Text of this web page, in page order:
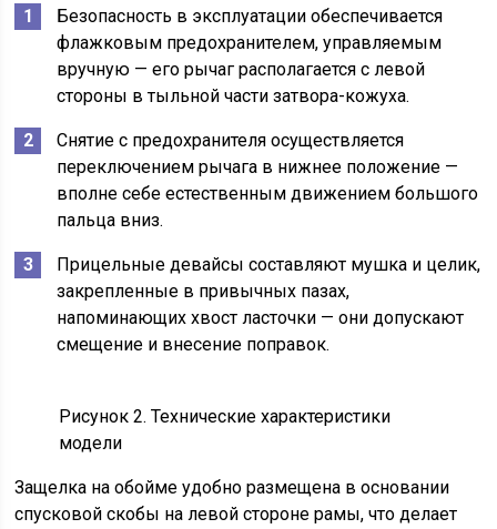
Безопасность в эксплуатации обеспечивается
флажковым предохранителем, управляемым
вручную — его рычаг располагается с левой
стороны в тыльной части затвора-кожуха.
Снятие с предохранителя осуществляется
переключением рычага в нижнее положение —
вполне себе естественным движением большого
пальца вниз.
Прицельные девайсы составляют мушка и целик,
закрепленные в привычных пазах,
напоминающих хвост ласточки — они допускают
смещение и внесение поправок.
Рисунок 2. Технические характеристики
модели
Защелка на обойме удобно размещена в основании
спусковой скобы на левой стороне рамы, что делает